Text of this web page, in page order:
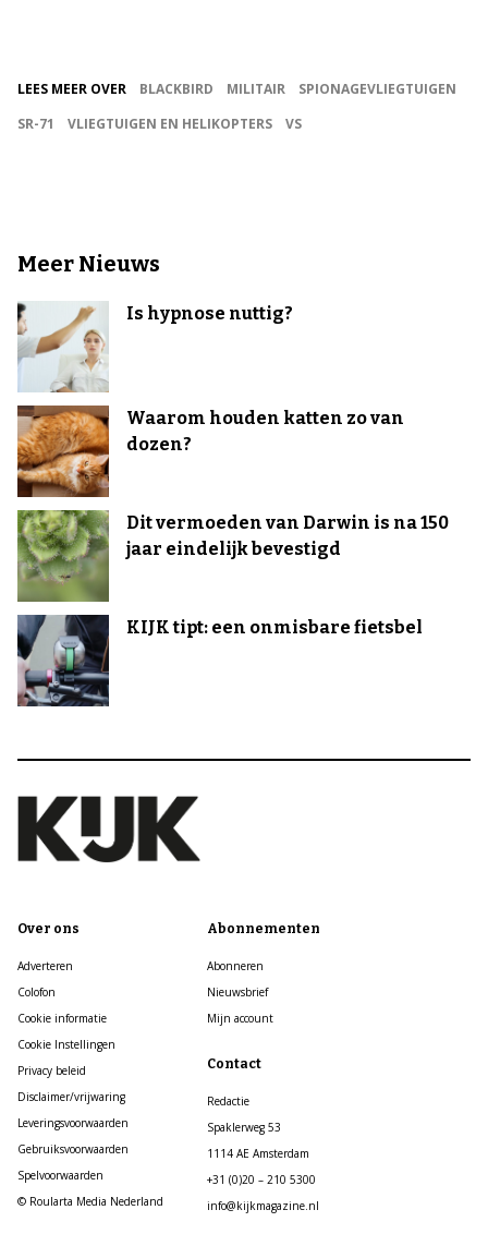
LEES MEER OVER BLACKBIRD MILITAIR
SPIONAGEVLIEGTUIGEN
SR-71
VLIEGTUIGEN EN HELIKOPTERS VS
Meer Nieuws
Is hypnose nuttig?
Waarom houden katten zo van
dozen?
Dit vermoeden van Darwin is na 150
jaar eindelijk bevestigd
KIJK tipt: een onmisbare fietsbel
Over ons
Adverteren
Colofon
Cookie informatie
Cookie Instellingen
Privacy beleid
Disclaimer/vrijwaring
Leveringsvoorwaarden
Gebruiksvoorwaarden
Spelvoorwaarden
© Roularta Media Nederland
Abonnementen
Abonneren
Nieuwsbrief
Mijn account
Contact
Redactie
Spaklerweg 53
1114 AE Amsterdam
+31 (0)20 – 210 5300
info@kijkmagazine.nl